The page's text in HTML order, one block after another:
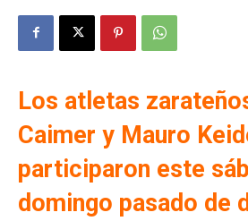
Los atletas
Caimer y Mauro
participaron este
domingo pasado de